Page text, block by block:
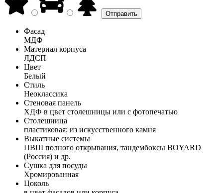
Фасад
МДФ
Материал корпуса
ЛДСП
Цвет
Белый
Стиль
Неоклассика
Стеновая панель
ХДФ в цвет столешницы или с фотопечатью
Столешница
пластиковая; из искусственного камня
Выкатные системы
ПВШ полного открывания, тандембоксы BOYARD
(Россия) и др.
Сушка для посуды
Хромированная
Цоколь